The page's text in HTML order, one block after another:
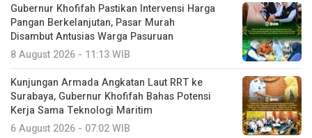
Gubernur Khofifah Pastikan Intervensi Harga
Pangan Berkelanjutan, Pasar Murah
Disambut Antusias Warga Pasuruan
8 August 2026 - 11:13 WIB
Kunjungan Armada Angkatan Laut RRT ke
Surabaya, Gubernur Khofifah Bahas Potensi
Kerja Sama Teknologi Maritim
6 August 2026 - 07:02 WIB